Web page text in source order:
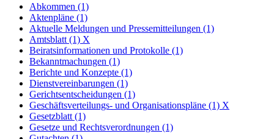
Abkommen (1)
Aktenpläne (1)
Aktuelle Meldungen und Pressemitteilungen (1)
Amtsblatt (1) X
Beiratsinformationen und Protokolle (1)
Bekanntmachungen (1)
Berichte und Konzepte (1)
Dienstvereinbarungen (1)
Gerichtsentscheidungen (1)
Geschäftsverteilungs- und Organisationspläne (1) X
Gesetzblatt (1)
Gesetze und Rechtsverordnungen (1)